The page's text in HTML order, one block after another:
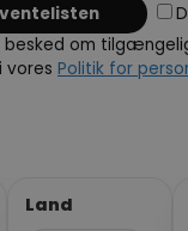
om
vores Politik for
Land